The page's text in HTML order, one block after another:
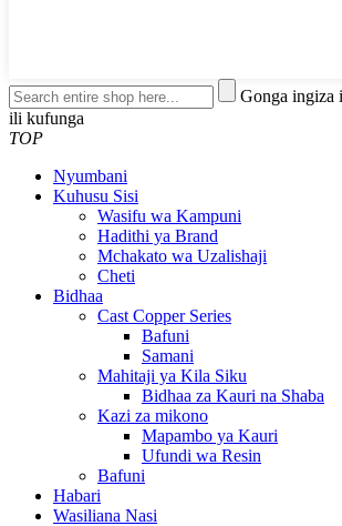
Gonga ingiza
ili kufunga
TOP
Nyumbani
Kuhusu Sisi
Wasifu wa Kampuni
Hadithi ya Brand
Mchakato wa Uzalishaji
Cheti
Bidhaa
Cast Copper Series
Bafuni
Samani
Mahitaji ya Kila Siku
Bidhaa za Kauri na Shaba
Kazi za mikono
Mapambo ya Kauri
Ufundi wa Resin
Bafuni
Habari
Wasiliana Nasi